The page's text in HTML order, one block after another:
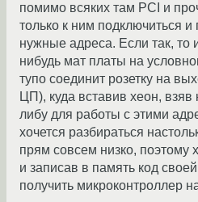
помимо всяких там PCI и
только к ним подключиться и
нужные адреса. Если так, то
нибудь мат платы на
тупо соединит розетку на
ЦП), куда вставив хеон, взяв
либу для работы с этими
хочется разбираться
прям совсем низко, поэтому
и записав в память код
получить микроконтроллер